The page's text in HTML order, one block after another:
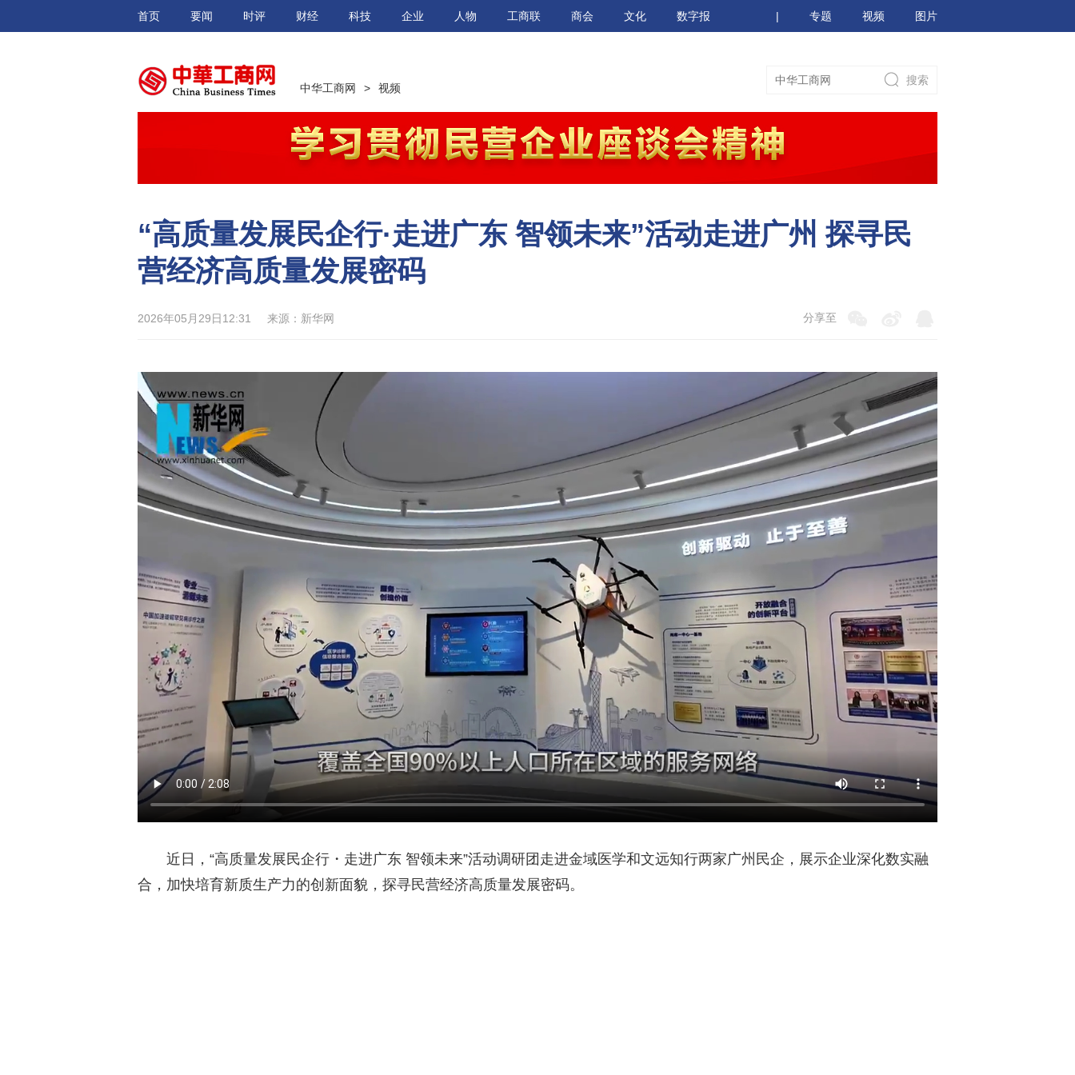
首页 要闻 时评 财经 科技 企业 人物 工商联 商会 文化 数字报 | 专题 视频 图片
中华工商网 > 视频
“高质量发展民企行·走进广东 智领未来”活动走进广州 探寻民
营经济高质量发展密码
2026年05月29日12:31 来源：新华网 分享至
近日，“高质量发展民企行・走进广东 智领未来”活动调研团走进金域医学和文远知行两家广州民企，展示企业深化数实融
合，加快培育新质生产力的创新面貌，探寻民营经济高质量发展密码。